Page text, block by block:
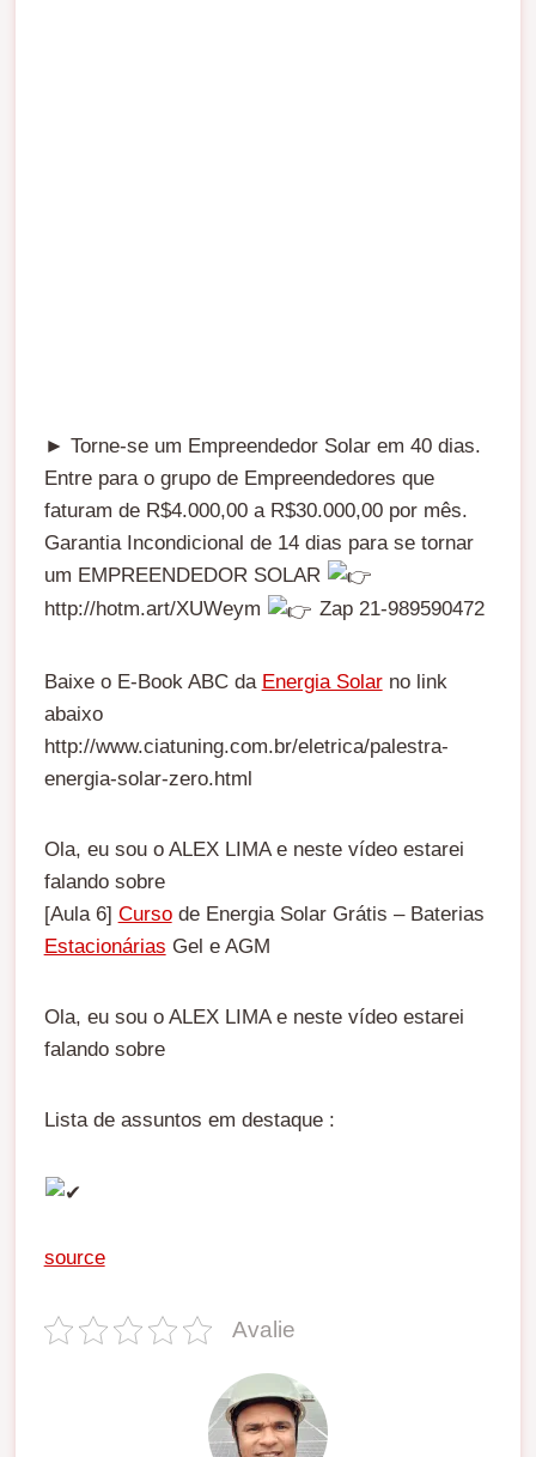
► Torne-se um Empreendedor Solar em 40 dias.
Entre para o grupo de Empreendedores que
faturam de R$4.000,00 a R$30.000,00 por mês.
Garantia Incondicional de 14 dias para se tornar
um EMPREENDEDOR SOLAR
http://hotm.art/XUWeym
Zap 21-989590472
Baixe o E-Book ABC da Energia Solarno link
abaixo
http://www.ciatuning.com.br/eletrica/palestra-
energia-solar-zero.html
Ola, eu sou o ALEX LIMA e neste vídeo estarei
falando sobre
[Aula 6] Cursode Energia Solar Grátis – Baterias
Estacionárias Gel e AGM
Ola, eu sou o ALEX LIMA e neste vídeo estarei
falando sobre
Lista de assuntos em destaque :
source
Avalie